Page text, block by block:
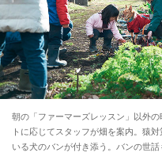
朝の「ファーマーズレッスン」以外の
トに応じてスタッフが畑を案内。猿
いる犬のバンが付き添う。バンの世話